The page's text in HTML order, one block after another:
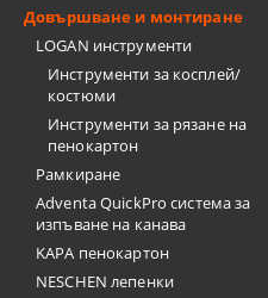
Довършване и монтиране
LOGAN инструменти
Инструменти за косплей/
костюми
Инструменти за рязане на
пенокартон
Рамкиране
Adventa QuickPro система за
изпъване на канава
KAPA пенокартон
NESCHEN лепенки